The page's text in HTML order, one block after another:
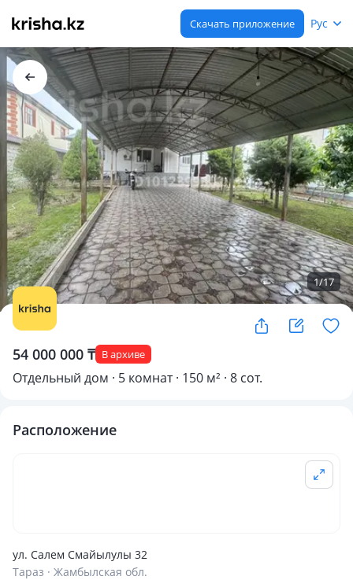
Скачать приложение Рус
1/17
54 000 000 ₸ В архиве
Отдельный дом · 5 комнат · 150 м² · 8 сот.
Расположение
ул. Салем Смайылулы 32
Тараз · Жамбылская обл.